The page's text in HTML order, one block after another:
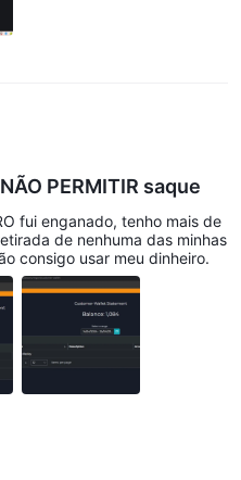
PERMITIR saque
fui enganado, tenho mais de
de nenhuma das minhas
consigo usar meu dinheiro.